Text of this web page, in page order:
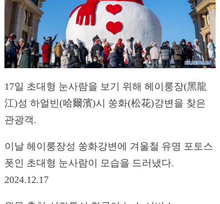
17일 초대형 눈사람을 보기 위해 헤이룽장(黑龍
江)성 하얼빈(哈爾濱)시 쑹화(松花)강변을 찾은
관광객.
이날 헤이룽장성 쑹화강변에 겨울철 유명 포토스
폿인 초대형 눈사람이 모습을 드러냈다.
2024.12.17